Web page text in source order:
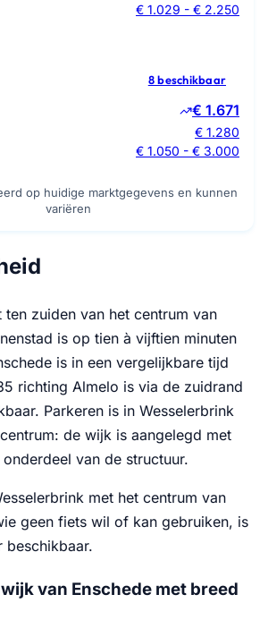
€ 1.029 - € 2.250
8 beschikbaar
€ 1.671
€ 1.280
€ 1.050 - € 3.000
op huidige marktgegevens en kunnen
variëren
ten zuiden van het centrum van
is op tien à vijftien minuten
is in een vergelijkbare tijd
richting Almelo is via de zuidrand
Parkeren is in Wesselerbrink
de wijk is aangelegd met
van de structuur.
met het centrum van
geen fiets wil of kan gebruiken, is
beschikbaar.
van Enschede met breed